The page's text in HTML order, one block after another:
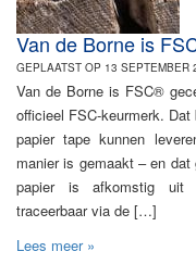
Van de Borne is
GEPLAATST OP 13 SEPTEMBER
Van de Borne is FSC®
officieel FSC-keurmerk.
papier tape kunnen
manier is gemaakt – en
papier is afkomstig uit
traceerbaar via de […]
Lees meer »